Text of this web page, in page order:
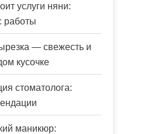
услуги няни:
работы
— свежесть и
кусочке
стоматолога:
маникюр: